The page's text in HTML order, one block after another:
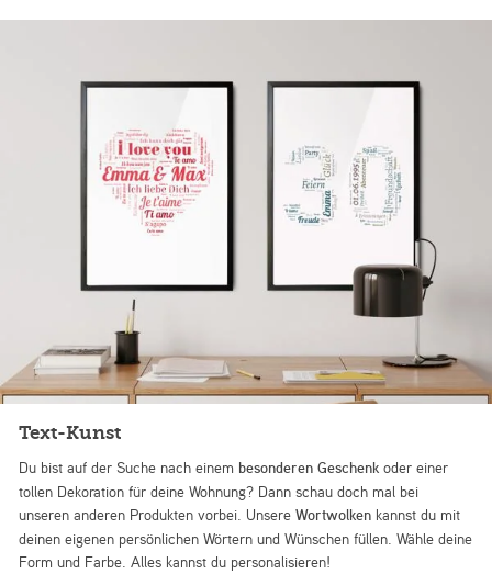
Text-Kunst
Du bist auf der Suche nach einem besonderen Geschenk oder einer
tollen Dekoration für deine Wohnung? Dann schau doch mal bei
unseren anderen Produkten vorbei. UnsereWortwolken kannst du mit
deinen eigenen persönlichen Wörtern und Wünschen füllen. Wähle deine
Form und Farbe. Alles kannst du personalisieren!